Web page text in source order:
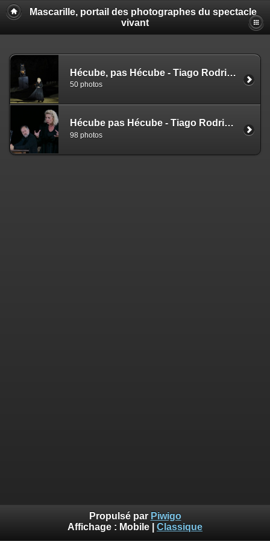
Mascarille, portail des photographes du spectacle
vivant
Hécube, pas Hécube - Tiago Rodriguez (NS)
50 photos
Hécube pas Hécube - Tiago Rodriguez (EZ)
98 photos
Propulsé par Piwigo
Affichage : Mobile Classique